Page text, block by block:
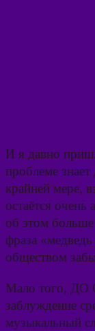
И я давно
проблеме
крайней мере,
остаётся
об этом
фраза
обществом
Мало того, ДО
заблуждение
музыкальный